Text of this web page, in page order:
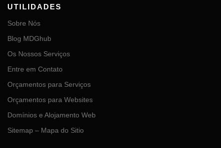
UTILIDADES
Sobre Nós
Blog MDGhub
Os Nossos Serviços
Entre em Contato
Orçamentos para Serviços
Orçamentos para Websites
Domínios e Alojamento Web
Sitemap – Mapa do Sitio